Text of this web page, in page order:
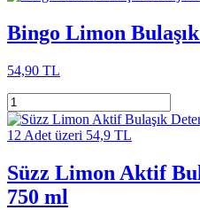
Bingo Limon Bulaşık
54,90 TL
12 Adet üzeri 54,9 TL
Süzz Limon Aktif
750 ml